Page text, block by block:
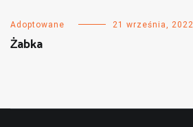
Adoptowane 21 września, 2022
Żabka